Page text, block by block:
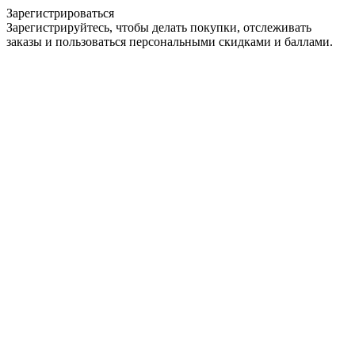
Зарегистрироваться
Зарегистрируйтесь, чтобы делать покупки, отслеживать
заказы и пользоваться персональными скидками и баллами.